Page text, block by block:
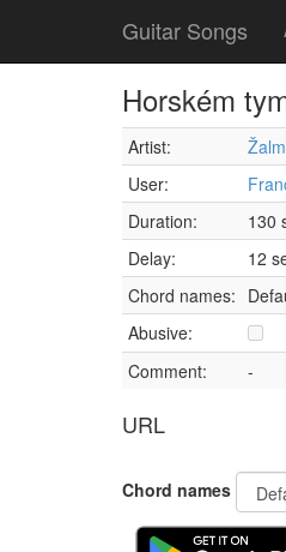
Guitar Songs
Horském
Artist:
User:
Duration:
130
Delay:
12
Chord names:
Abusive:
Comment:
-
URL
Chord names